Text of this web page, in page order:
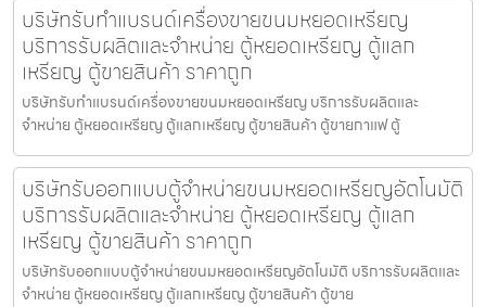
บริษัทรับทำแบรนด์เครื่องขายขนมหยอดเหรียญ​
บริการรับผลิตและจำหน่าย ตู้หยอดเหรียญ ตู้แลก
เหรียญ ตู้ขายสินค้า ราคาถูก
บริษัทรับทำแบรนด์เครื่องขายขนมหยอดเหรียญ​ บริการรับผลิตและ
จำหน่าย ตู้หยอดเหรียญ ตู้แลกเหรียญ ตู้ขายสินค้า ตู้ขายกาแฟ ตู้
บริษัทรับออกแบบตู้จำหน่ายขนมหยอดเหรียญ​​อัตโนมัติ
บริการรับผลิตและจำหน่าย ตู้หยอดเหรียญ ตู้แลก
เหรียญ ตู้ขายสินค้า ราคาถูก
บริษัทรับออกแบบตู้จำหน่ายขนมหยอดเหรียญ​​อัตโนมัติ บริการรับผลิตและ
จำหน่าย ตู้หยอดเหรียญ ตู้แลกเหรียญ ตู้ขายสินค้า ตู้ขาย